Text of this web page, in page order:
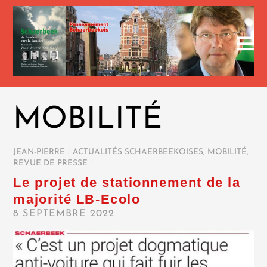
MOBILITÉ
JEAN-PIERRE ACTUALITÉS SCHAERBEEKOISES, MOBILITÉ,
REVUE DE PRESSE
Le projet de stationnement de la
majorité LB-Ecolo
8 SEPTEMBRE 2022